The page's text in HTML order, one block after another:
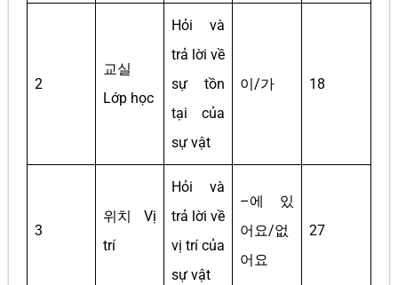
2
교실
Lớp học
Hỏi và
trả lời về
sự tồn
tại của
sự vật
이/가 18
3
위치 Vị
trí
Hỏi và
trả lời về
vị trí của
sự vật
–에 있
어요/없
어요
27